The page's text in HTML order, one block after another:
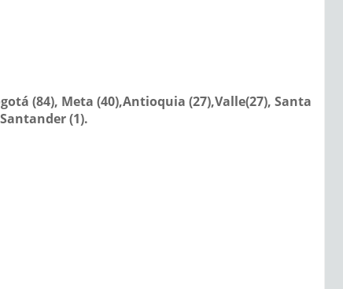
(84), Meta (40),Antioquia (27),Valle(27), Santa
(1).